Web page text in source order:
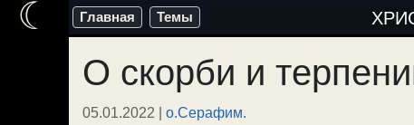
Перейти
содержимому
Главная Темы
О скорби и
05.01.2022 | о.Серафим.
☾